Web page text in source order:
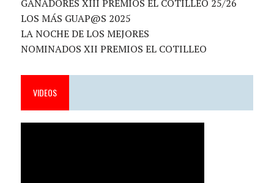
GANADORES XIII PREMIOS EL COTILLEO 25/26
LOS MÁS GUAP@S 2025
LA NOCHE DE LOS MEJORES
NOMINADOS XII PREMIOS EL COTILLEO
VIDEOS